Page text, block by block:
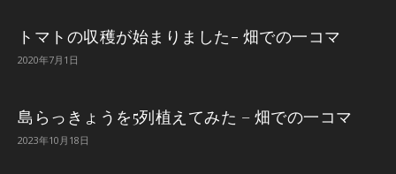
トマトの収穫が始まりました- 畑での一コマ
2020年7月1日
島らっきょうを5列植えてみた – 畑での一コマ
2023年10月18日